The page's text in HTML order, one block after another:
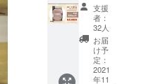
MAWA（ハン
ガー）、
fashy（湯た
HUGO
湯たん
ぽ1.8L
スマー
トボト
ル ライ
トロー
ズ × 1個
※税込、
支援
者：
32人
お届
け予
定：
2021
年11